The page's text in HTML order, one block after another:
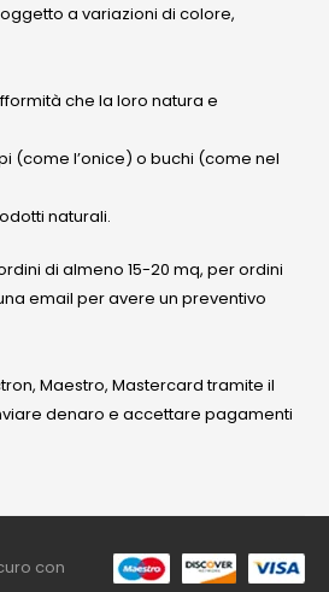
a variazioni di colore,
che la loro natura e
(come l’onice) o buchi (come nel
naturali.
di almeno 15-20 mq, per ordini
email per avere un preventivo
Maestro, Mastercard tramite il
denaro e accettare pagamenti
con